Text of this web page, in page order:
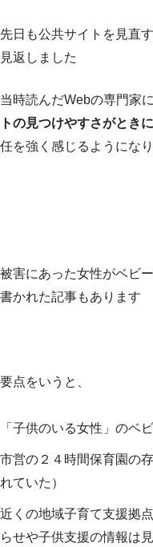
先日も公共サイトを見直
見返しました
当時読んだWebの専門家
トの見つけやすさがとき
任を強く感じるようにな
被害にあった女性がベビ
書かれた記事もあります
要点をいうと、
「子供のいる女性」のベ
市営の２４時間保育園の
れていた）
近くの地域子育て支援拠
らせや子供支援の情報は